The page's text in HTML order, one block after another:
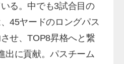
る。中でも3試合目の
45ヤードのロングパス
せ、TOP8昇格へと繋
出に貢献。パスチーム